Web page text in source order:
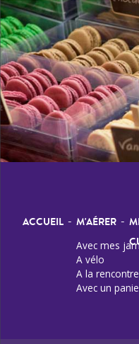
ACCUEIL - M'AÉRER
Avec mes
A vélo
A la
Avec un
-